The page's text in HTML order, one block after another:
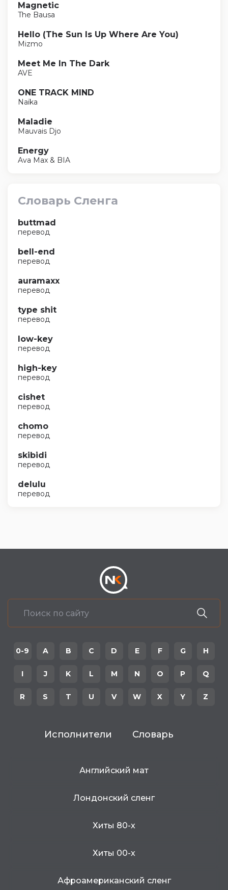
Magnetic
The Bausa
Hello (The Sun Is Up Where Are You)
Mizmo
Meet Me In The Dark
AVE
ONE TRACK MIND
Naïka
Maladie
Mauvais Djo
Energy
Ava Max & BIA
Словарь Сленга
buttmad
перевод
bell-end
перевод
auramaxx
перевод
type shit
перевод
low-key
перевод
high-key
перевод
cishet
перевод
chomo
перевод
skibidi
перевод
delulu
перевод
0-9 A B C D E F G H
I J K L M N O P Q
R S T U V W X Y Z
Исполнители Словарь
Английский мат
Лондонский сленг
Хиты 80-х
Хиты 00-х
Афроамериканский сленг